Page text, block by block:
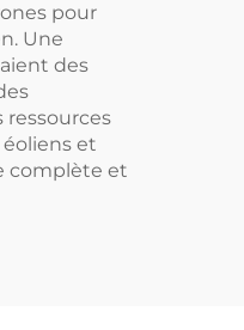
pour
Une
des
et
complète et